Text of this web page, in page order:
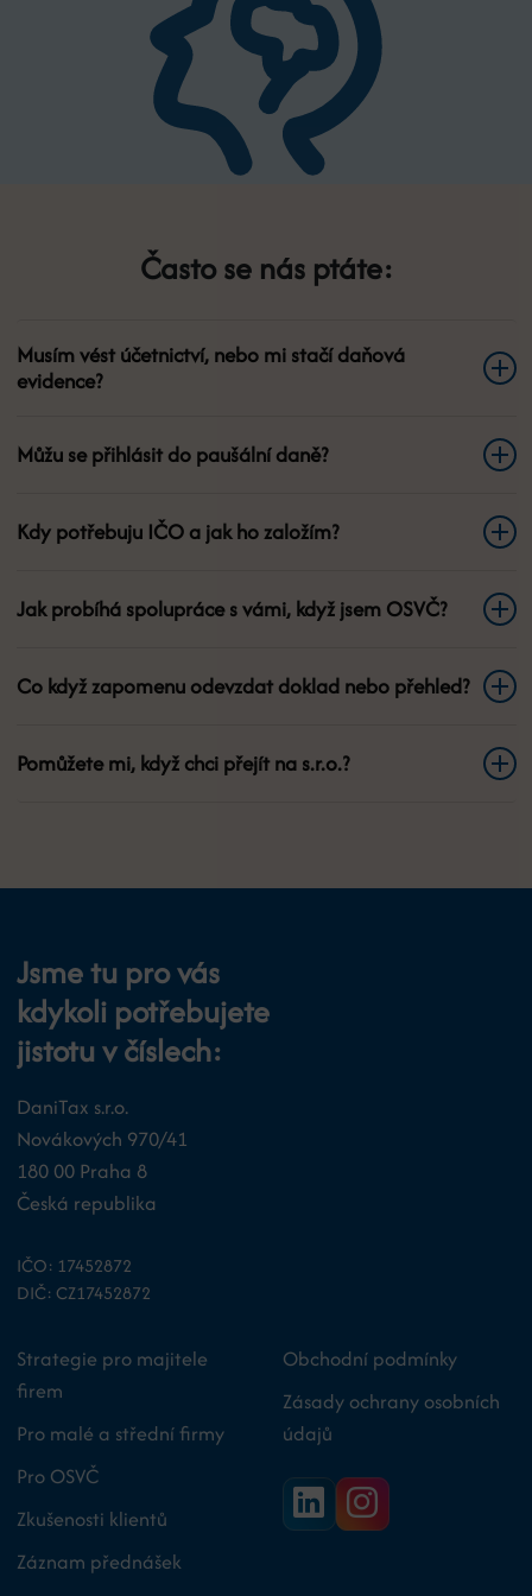
Často se nás ptáte:
Musím vést účetnictví, nebo mi stačí daňová
evidence?
Můžu se přihlásit do paušální daně?
Kdy potřebuju IČO a jak ho založím?
Jak probíhá spolupráce s vámi, když jsem OSVČ?
Co když zapomenu odevzdat doklad nebo přehled?
Pomůžete mi, když chci přejít na s.r.o.?
Jsme tu pro vás
kdykoli potřebujete
jistotu v číslech:
DaniTax s.r.o.
Novákových 970/41
180 00 Praha 8
Česká republika
IČO: 17452872
DIČ: CZ17452872
Strategie pro majitele
firem
Pro malé a střední firmy
Pro OSVČ
Zkušenosti klientů
Záznam přednášek
Obchodní podmínky
Zásady ochrany osobních
údajů